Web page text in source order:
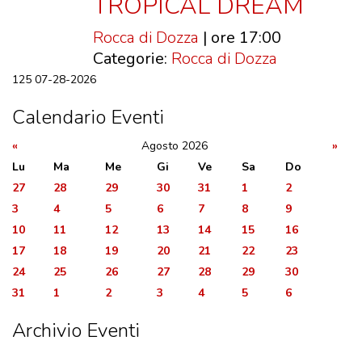
Rocca di Dozza | ore 17:00
Categorie: Rocca di Dozza
125 07-28-2026
Calendario Eventi
« Agosto 2026
»
Lu
Ma Me Gi Ve Sa
Do
27
28 29 30 31 1
2
3
4 5 6 7 8
9
10
11 12 13 14 15
16
17
18 19 20 21 22
23
24
25 26 27 28 29
30
31
1 2 3 4 5 6
Archivio Eventi